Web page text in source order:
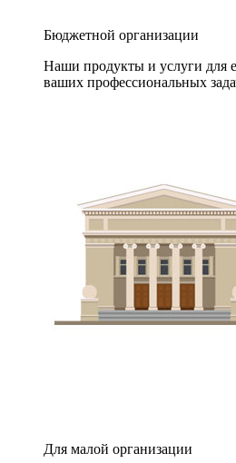
Бюджетной организации
Наши продукты и услуги для
ваших профессиональных
Для малой организации